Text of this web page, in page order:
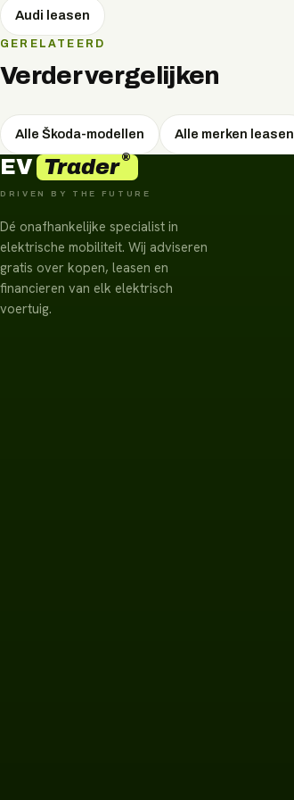
Audi leasen
GERELATEERD
Verder vergelijken
Alle Škoda-modellen Alle merken leasen
EV Trader®
DRIVEN BY THE FUTURE
Dé onafhankelijke specialist in
elektrische mobiliteit. Wij adviseren
gratis over kopen, leasen en
financieren van elk elektrisch
voertuig.